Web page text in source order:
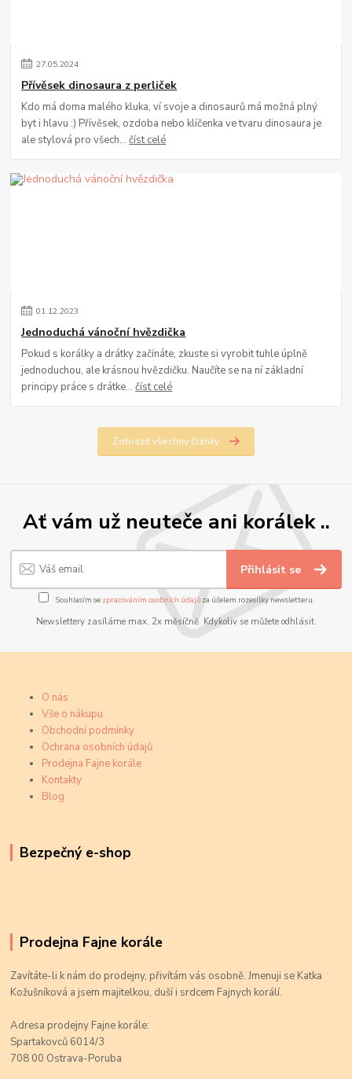
27.05.2024
Přívěsek dinosaura z perliček
Kdo má doma malého kluka, ví svoje a dinosaurů má možná plný
byt i hlavu :) Přívěsek, ozdoba nebo klíčenka ve tvaru dinosaura je
ale stylová pro všech...číst celé
01.12.2023
Jednoduchá vánoční hvězdička
Pokud s korálky a drátky začínáte, zkuste si vyrobit tuhle úplně
jednoduchou, ale krásnou hvězdičku. Naučíte se na ní základní
principy práce s drátke...číst celé
Zobrazit všechny články
Ať vám už neuteče ani korálek ..
Přihlásit se
Souhlasím se zpracováním osobních údajůza účelem rozesílky newsletteru.
Newslettery zasíláme max. 2x měsíčně. Kdykoliv se můžete odhlásit.
O nás
Vše o nákupu
Obchodní podmínky
Ochrana osobních údajů
Prodejna Fajne korále
Kontakty
Blog
Bezpečný e-shop
Prodejna Fajne korále
Zavítáte-li k nám do prodejny, přivítám vás osobně. Jmenuji se Katka
Kožušníková a jsem majitelkou, duší i srdcem Fajnych korálí.
Adresa prodejny Fajne korále:
Spartakovců 6014/3
708 00 Ostrava-Poruba